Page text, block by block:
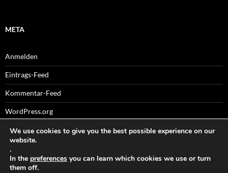
META
Anmelden
Eintrags-Feed
Kommentar-Feed
WordPress.org
Sitemaps
We use cookies to give you the best possible experience on our
website.
.
In the preferences you can learn which cookies we use or turn
them off.